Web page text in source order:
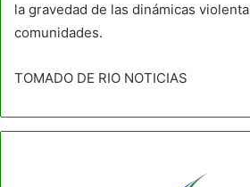
la gravedad de las dinámicas
comunidades.
TOMADO DE RIO NOTICIAS